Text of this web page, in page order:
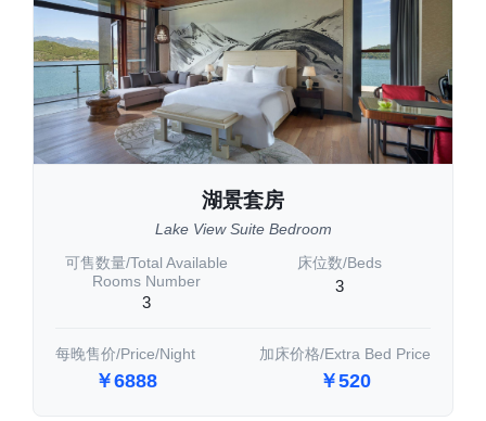
湖景套房
Lake View Suite Bedroom
可售数量/Total Available
Rooms Number
3
床位数/Beds
3
每晚售价/Price/Night
￥6888
加床价格/Extra Bed Price
￥520